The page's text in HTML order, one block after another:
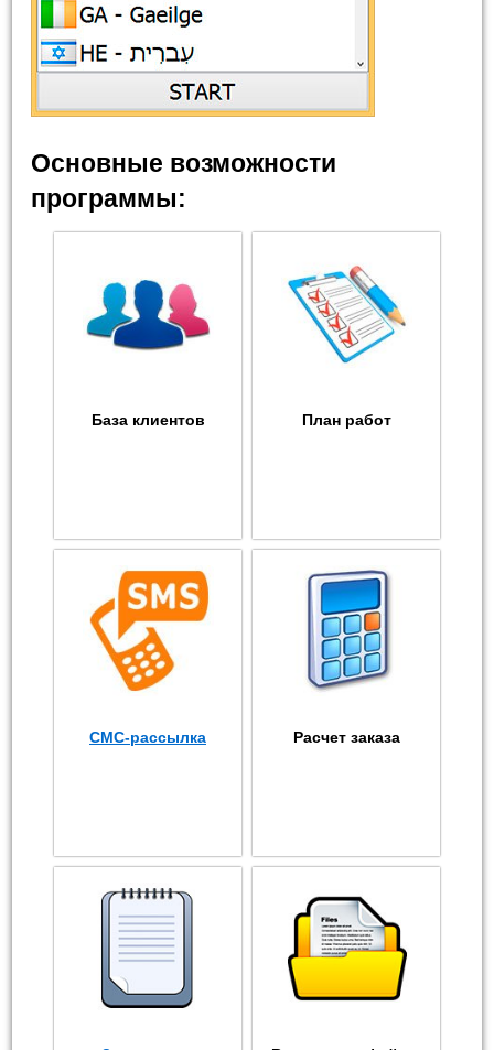
Основные возможности
программы:
База клиентов План работ
СМС-рассылка Расчет заказа